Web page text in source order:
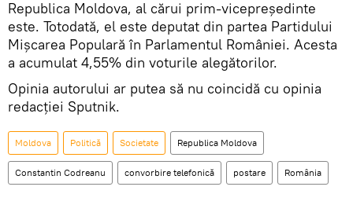
Republica Moldova, al cărui prim-vicepreședinte
este. Totodată, el este deputat din partea Partidului
Mișcarea Populară în Parlamentul României. Acesta
a acumulat 4,55% din voturile alegătorilor.
Opinia autorului ar putea să nu coincidă cu opinia
redacției Sputnik.
Moldova Politică Societate Republica Moldova
Constantin Codreanu convorbire telefonică postare România